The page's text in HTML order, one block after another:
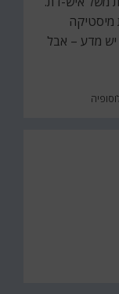
מיסטיקה
יש מדע – אבל